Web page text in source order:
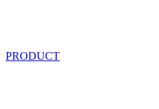
PRODUCT